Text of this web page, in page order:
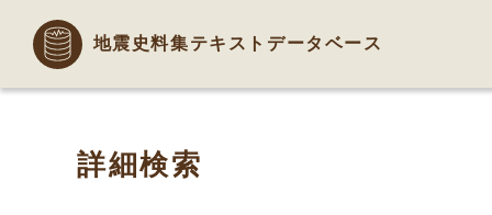
地震史料集テキストデータベース
詳細検索